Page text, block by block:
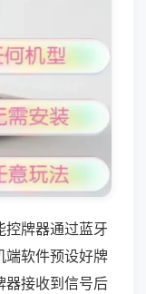
控牌器通过蓝牙
端软件预设好牌
器接收到信号后